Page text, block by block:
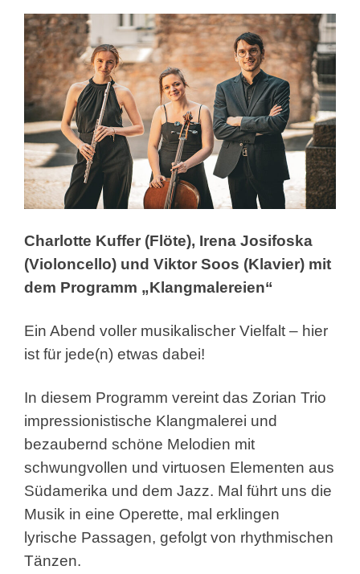
Charlotte Kuffer (Flöte), Irena Josifoska
(Violoncello) und Viktor Soos (Klavier) mit
dem Programm „Klangmalereien“
Ein Abend voller musikalischer Vielfalt – hier
ist für jede(n) etwas dabei!
In diesem Programm vereint das Zorian Trio
impressionistische Klangmalerei und
bezaubernd schöne Melodien mit
schwungvollen und virtuosen Elementen aus
Südamerika und dem Jazz. Mal führt uns die
Musik in eine Operette, mal erklingen
lyrische Passagen, gefolgt von rhythmischen
Tänzen.